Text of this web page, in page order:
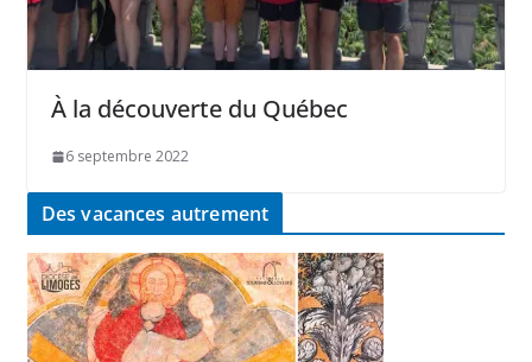
À la découverte du Québec
6 septembre 2022
Des vacances autrement